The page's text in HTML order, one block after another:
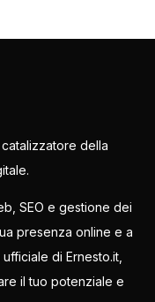
della
SEO e gestione dei
presenza online e a
di Ernesto.it,
il tuo potenziale e